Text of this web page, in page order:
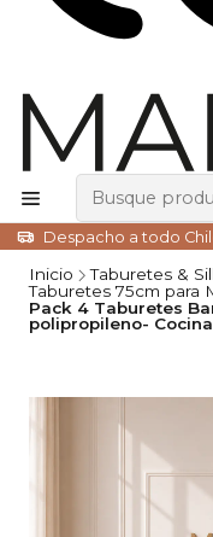
Despacho a todo
Inicio
Taburetes &
Taburetes 75cm para
Pack 4 Taburetes
polipropileno-